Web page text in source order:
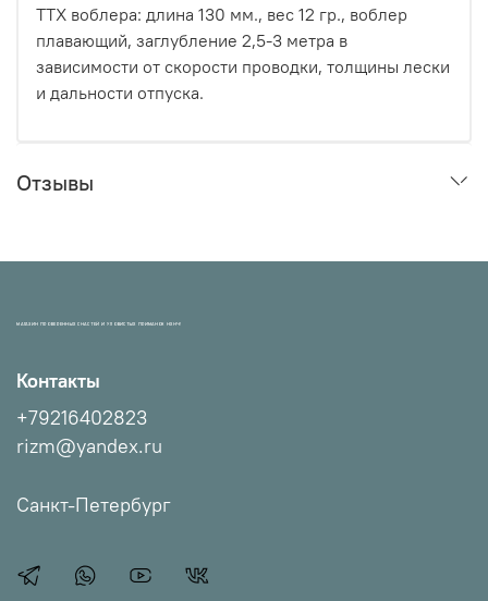
ТТХ воблера: длина 130 мм., вес 12 гр., воблер
плавающий, заглубление 2,5-3 метра в
зависимости от скорости проводки, толщины лески
и дальности отпуска.
Отзывы
МАГАЗИН ПРОВЕРЕННЫХ СНАСТЕЙ И УЛОВИСТЫХ ПРИМАНОК НХНЧ!
Контакты
+79216402823
rizm@yandex.ru
Санкт-Петербург